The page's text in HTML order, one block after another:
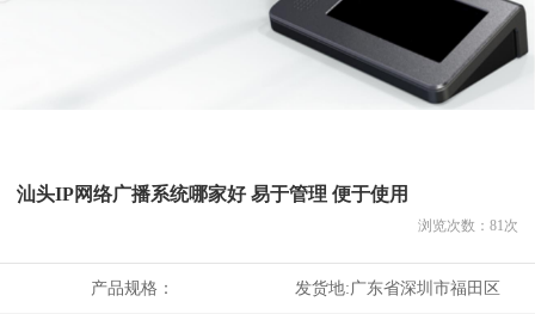
汕头IP网络广播系统哪家好 易于管理 便于使用
浏览次数： 81次
产品规格： 发货地:广东省深圳市福田区